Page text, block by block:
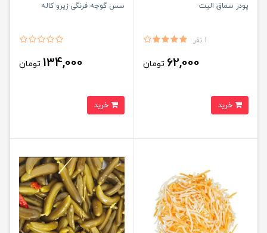
پودر سماق الیت
1 نفر
62,000 تومان
سس گوجه فرنگی زیرو کاله
134,000 تومان